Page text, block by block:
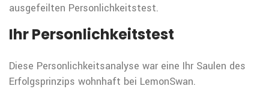
ausgefeilten Personlichkeitstest.
Ihr Personlichkeitstest
Diese Personlichkeitsanalyse war eine Ihr Saulen des
Erfolgsprinzips wohnhaft bei LemonSwan.